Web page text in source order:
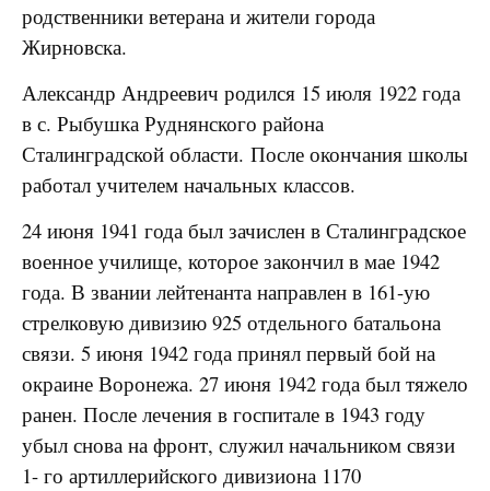
родственники ветерана и жители города
Жирновска.
Александр Андреевич родился 15 июля 1922 года
в с. Рыбушка Руднянского района
Сталинградской области. После окончания школы
работал учителем начальных классов.
24 июня 1941 года был зачислен в Сталинградское
военное училище, которое закончил в мае 1942
года. В звании лейтенанта направлен в 161-ую
стрелковую дивизию 925 отдельного батальона
связи. 5 июня 1942 года принял первый бой на
окраине Воронежа. 27 июня 1942 года был тяжело
ранен. После лечения в госпитале в 1943 году
убыл снова на фронт, служил начальником связи
1- го артиллерийского дивизиона 1170